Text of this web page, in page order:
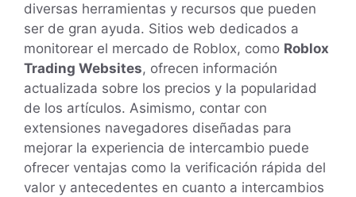
diversas herramientas y recursos que pueden
ser de gran ayuda. Sitios web dedicados a
monitorear el mercado de Roblox, como Roblox
Trading Websites, ofrecen información
actualizada sobre los precios y la popularidad
de los artículos. Asimismo, contar con
extensiones navegadores diseñadas para
mejorar la experiencia de intercambio puede
ofrecer ventajas como la verificación rápida del
valor y antecedentes en cuanto a intercambios